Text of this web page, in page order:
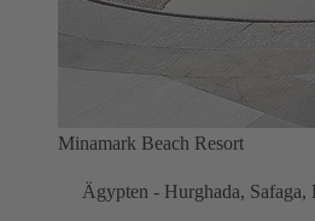
Minamark Beach Resort
Ägypten - Hurghada, Safaga,